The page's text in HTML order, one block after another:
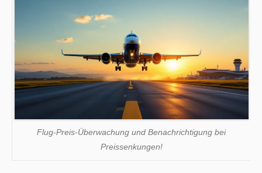
Flug-Preis-Überwachung und Benachrichtigung bei
Preissenkungen!